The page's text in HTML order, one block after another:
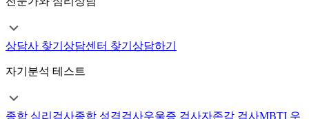
상담사 찾기 상담센터 찾기 상담하기
자기분석 테스트
종합 심리검사종합 성격검사우울증 검사자존감 검사MBTI 우